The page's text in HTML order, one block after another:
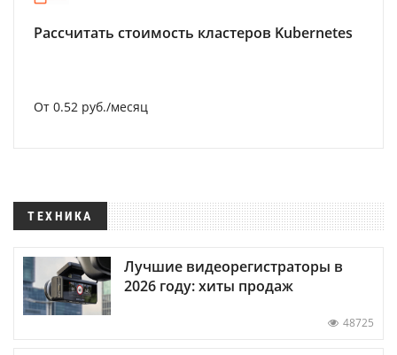
Рассчитать стоимость кластеров Kubernetes
От 0.52 руб./месяц
ТЕХНИКА
Лучшие видеорегистраторы в
2026 году: хиты продаж
48725